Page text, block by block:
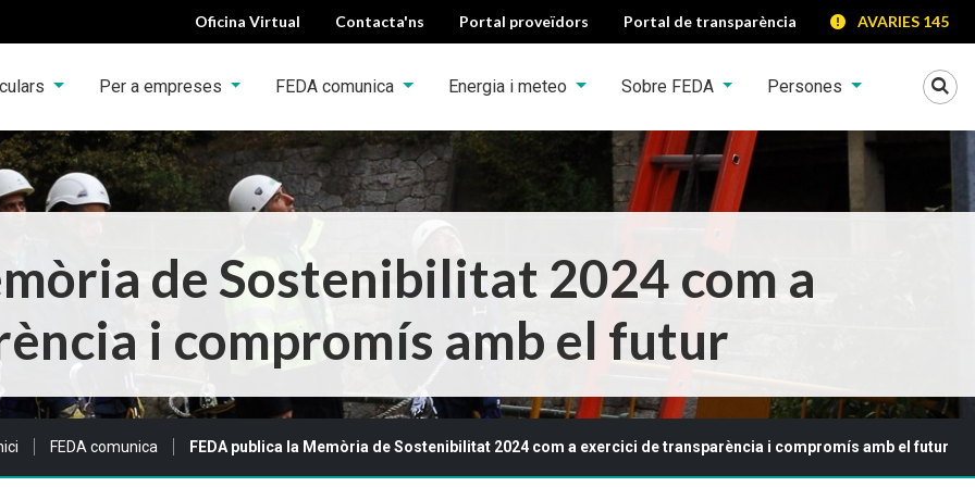
Oficina Virtual Contacta'ns Portal proveïdors Portal de transparència AVARIES 145
Per a empreses FEDA comunica Energia i meteo Sobre FEDA Persones
de Sostenibilitat 2024 com a
i compromís amb el futur
a: FEDA comunica FEDA publica la Memòria de Sostenibilitat 2024 com a exercici de transparència i compromís amb el futur